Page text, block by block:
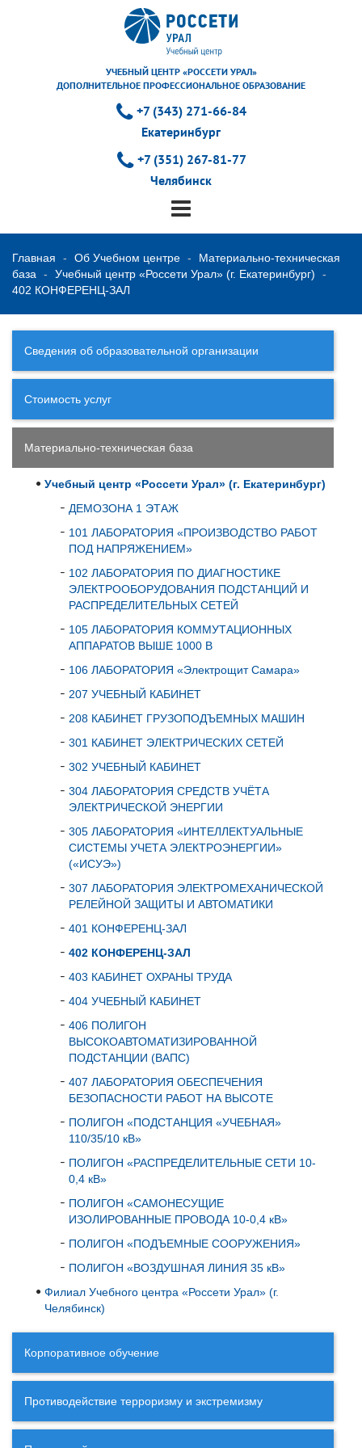
УЧЕБНЫЙ ЦЕНТР «РОССЕТИ УРАЛ»
ДОПОЛНИТЕЛЬНОЕ ПРОФЕССИОНАЛЬНОЕ ОБРАЗОВАНИЕ
+7 (343) 271-66-84
Екатеринбург
+7 (351) 267-81-77
Челябинск
Главная Об Учебном центре
Материально-техническая
база
Учебный центр «Россети Урал» (г. Екатеринбург)
402 КОНФЕРЕНЦ-ЗАЛ
Сведения об образовательной организации
Стоимость услуг
Материально-техническая база
Учебный центр «Россети Урал» (г. Екатеринбург)
ДЕМОЗОНА 1 ЭТАЖ
101 ЛАБОРАТОРИЯ «ПРОИЗВОДСТВО РАБОТ
ПОД НАПРЯЖЕНИЕМ»
102 ЛАБОРАТОРИЯ ПО ДИАГНОСТИКЕ
ЭЛЕКТРООБОРУДОВАНИЯ ПОДСТАНЦИЙ И
РАСПРЕДЕЛИТЕЛЬНЫХ СЕТЕЙ
105 ЛАБОРАТОРИЯ КОММУТАЦИОННЫХ
АППАРАТОВ ВЫШЕ 1000 В
106 ЛАБОРАТОРИЯ «Электрощит Самара»
207 УЧЕБНЫЙ КАБИНЕТ
208 КАБИНЕТ ГРУЗОПОДЪЕМНЫХ МАШИН
301 КАБИНЕТ ЭЛЕКТРИЧЕСКИХ СЕТЕЙ
302 УЧЕБНЫЙ КАБИНЕТ
304 ЛАБОРАТОРИЯ СРЕДСТВ УЧЁТА
ЭЛЕКТРИЧЕСКОЙ ЭНЕРГИИ
305 ЛАБОРАТОРИЯ «ИНТЕЛЛЕКТУАЛЬНЫЕ
СИСТЕМЫ УЧЕТА ЭЛЕКТРОЭНЕРГИИ»
(«ИСУЭ»)
307 ЛАБОРАТОРИЯ ЭЛЕКТРОМЕХАНИЧЕСКОЙ
РЕЛЕЙНОЙ ЗАЩИТЫ И АВТОМАТИКИ
401 КОНФЕРЕНЦ-ЗАЛ
402 КОНФЕРЕНЦ-ЗАЛ
403 КАБИНЕТ ОХРАНЫ ТРУДА
404 УЧЕБНЫЙ КАБИНЕТ
406 ПОЛИГОН
ВЫСОКОАВТОМАТИЗИРОВАННОЙ
ПОДСТАНЦИИ (ВАПС)
407 ЛАБОРАТОРИЯ ОБЕСПЕЧЕНИЯ
БЕЗОПАСНОСТИ РАБОТ НА ВЫСОТЕ
ПОЛИГОН «ПОДСТАНЦИЯ «УЧЕБНАЯ»
110/35/10 кВ»
ПОЛИГОН «РАСПРЕДЕЛИТЕЛЬНЫЕ СЕТИ 10-
0,4 кВ»
ПОЛИГОН «САМОНЕСУЩИЕ
ИЗОЛИРОВАННЫЕ ПРОВОДА 10-0,4 кВ»
ПОЛИГОН «ПОДЪЕМНЫЕ СООРУЖЕНИЯ»
ПОЛИГОН «ВОЗДУШНАЯ ЛИНИЯ 35 кВ»
Филиал Учебного центра «Россети Урал» (г.
Челябинск)
Корпоративное обучение
Противодействие терроризму и экстремизму